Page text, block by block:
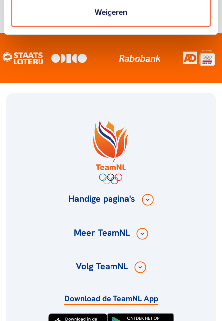
Weigeren
Handige pagina's
Meer TeamNL
Volg TeamNL
Download de TeamNL App